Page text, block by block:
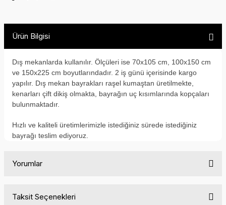
Ürün Bilgisi
Dış mekanlarda kullanılır. Ölçüleri ise 70x105 cm, 100x150 cm
ve 150x225 cm boyutlarındadır. 2 iş günü içerisinde kargo
yapılır. Dış mekan bayrakları raşel kumaştan üretilmekte,
kenarları çift dikiş olmakta, bayrağın uç kısımlarında kopçaları
bulunmaktadır.
Hızlı ve kaliteli üretimlerimizle istediğiniz sürede istediğiniz
bayrağı teslim ediyoruz.
Yorumlar
Taksit Seçenekleri